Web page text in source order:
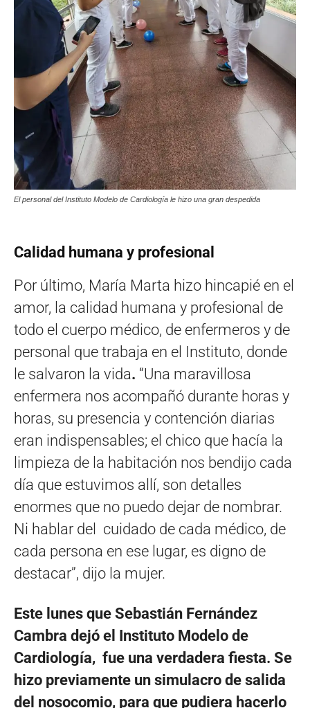
El personal del Instituto Modelo de Cardiología le hizo una gran despedida
Calidad humana y profesional
Por último, María Marta hizo hincapié en el
amor, la calidad humana y profesional de
todo el cuerpo médico, de enfermeros y de
personal que trabaja en el Instituto, donde
le salvaron la vida. “Una maravillosa
enfermera nos acompañó durante horas y
horas, su presencia y contención diarias
eran indispensables; el chico que hacía la
limpieza de la habitación nos bendijo cada
día que estuvimos allí, son detalles
enormes que no puedo dejar de nombrar.
Ni hablar del cuidado de cada médico, de
cada persona en ese lugar, es digno de
destacar”, dijo la mujer.
Este lunes que Sebastián Fernández
Cambra dejó el Instituto Modelo de
Cardiología, fue una verdadera fiesta. Se
hizo previamente un simulacro de salida
del nosocomio, para que pudiera hacerlo